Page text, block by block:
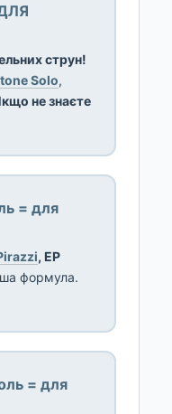
струн!
Solo,
не знаєте
= для
, EP
формула.
= для